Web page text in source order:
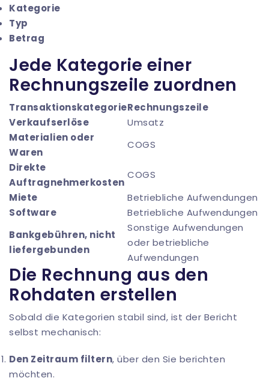
Kategorie
Typ
Betrag
Jede Kategorie einer
Rechnungszeile zuordnen
TransaktionskategorieRechnungszeile
Verkaufserlöse
Umsatz
Materialien oder
Waren
COGS
Direkte
Auftragnehmerkosten
COGS
Miete
Betriebliche Aufwendungen
Software
Betriebliche Aufwendungen
Bankgebühren, nicht
liefergebunden
Sonstige Aufwendungen
oder betriebliche
Aufwendungen
Die Rechnung aus den
Rohdaten erstellen
Sobald die Kategorien stabil sind, ist der Bericht
selbst mechanisch:
Den Zeitraum filtern, über den Sie berichten
möchten.